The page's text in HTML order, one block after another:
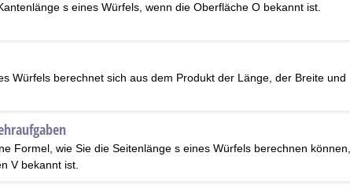
s eines Würfels, wenn die Oberfläche O bekannt ist.
Würfels berechnet sich aus dem Produkt der Länge, der Breite und
Formel, wie Sie die Seitenlänge s eines Würfels berechnen können,
V bekannt ist.